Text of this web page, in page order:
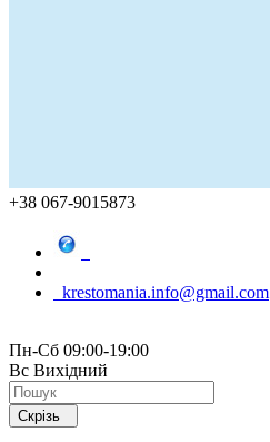
+38 067-9015873
krestomania.info@gmail.com
Пн-Сб 09:00-19:00
Вс Вихідний
Скрізь